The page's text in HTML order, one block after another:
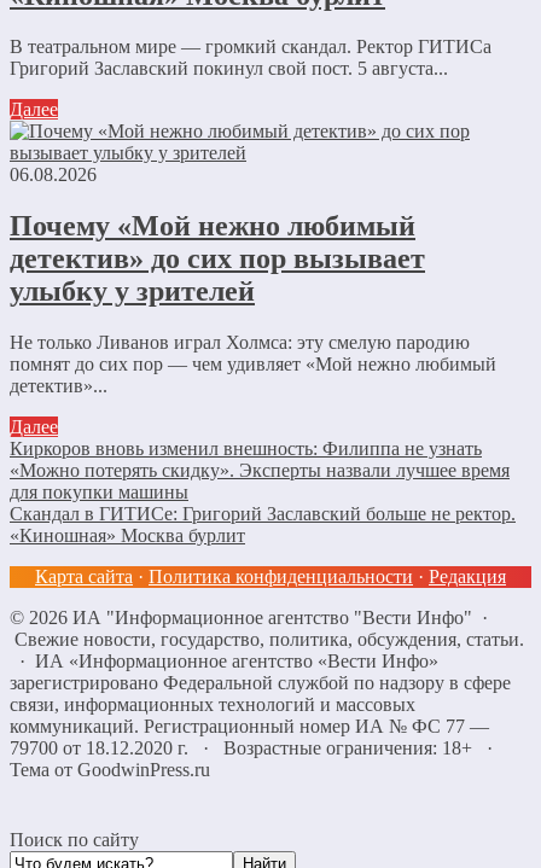
В театральном мире — громкий скандал. Ректор ГИТИСа
Григорий Заславский покинул свой пост. 5 августа...
Далее
06.08.2026
Почему «Мой нежно любимый
детектив» до сих пор вызывает
улыбку у зрителей
Не только Ливанов играл Холмса: эту смелую пародию
помнят до сих пор — чем удивляет «Мой нежно любимый
детектив»...
Далее
Киркоров вновь изменил внешность: Филиппа не узнать
«Можно потерять скидку». Эксперты назвали лучшее время
для покупки машины
Скандал в ГИТИСе: Григорий Заславский больше не ректор.
«Киношная» Москва бурлит
Карта сайта · Политика конфиденциальности · Редакция
© 2026 ИА "Информационное агентство "Вести Инфо" ·
Свежие новости, государство, политика, обсуждения, статьи.
· ИА «Информационное агентство «Вести Инфо»
зарегистрировано Федеральной службой по надзору в сфере
связи, информационных технологий и массовых
коммуникаций. Регистрационный номер ИА № ФС 77 —
79700 от 18.12.2020 г. · Возрастные ограничения: 18+
·
Тема от GoodwinPress.ru
Поиск по сайту